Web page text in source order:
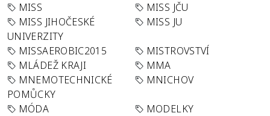
MISS
MISS JČU
MISS JIHOČESKÉ
UNIVERZITY
MISS JU
MISSAEROBIC2015
MISTROVSTVÍ
MLÁDEŽ KRAJI
MMA
MNEMOTECHNICKÉ
POMŮCKY
MNICHOV
MÓDA
MODELKY